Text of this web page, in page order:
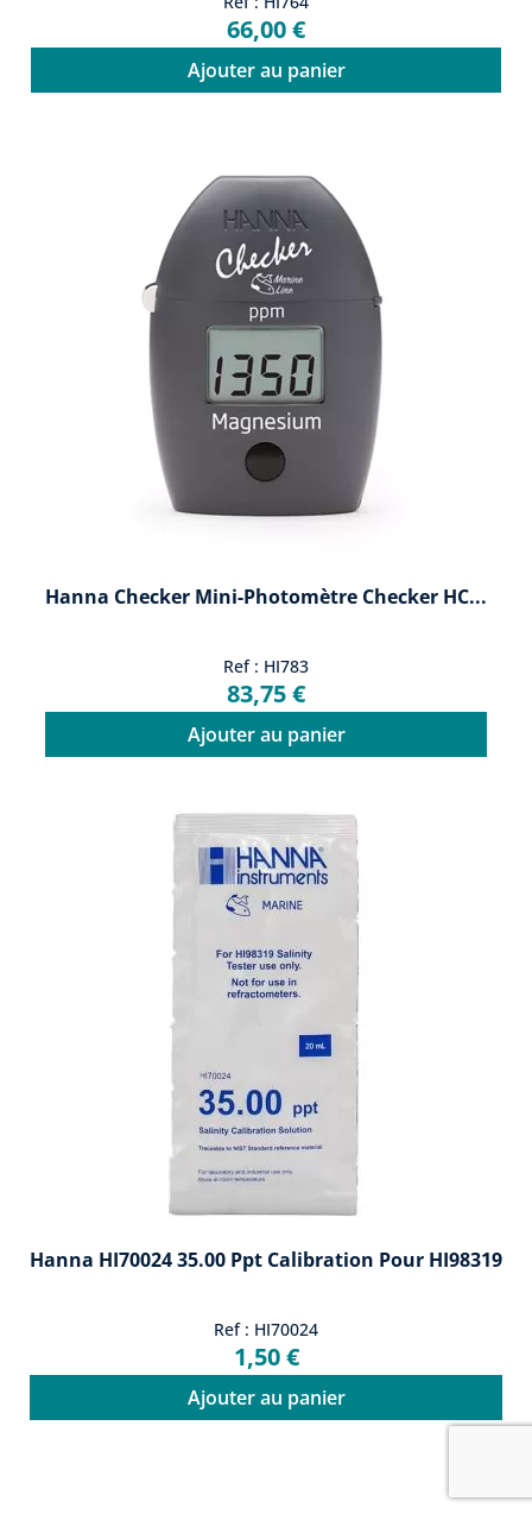
66,00 €
Ajouter au panier
Hanna Checker Mini-Photomètre Checker HC...
Ref : HI783
83,75 €
Ajouter au panier
Hanna HI70024 35.00 Ppt Calibration Pour HI98319
Ref : HI70024
1,50 €
Ajouter au panier